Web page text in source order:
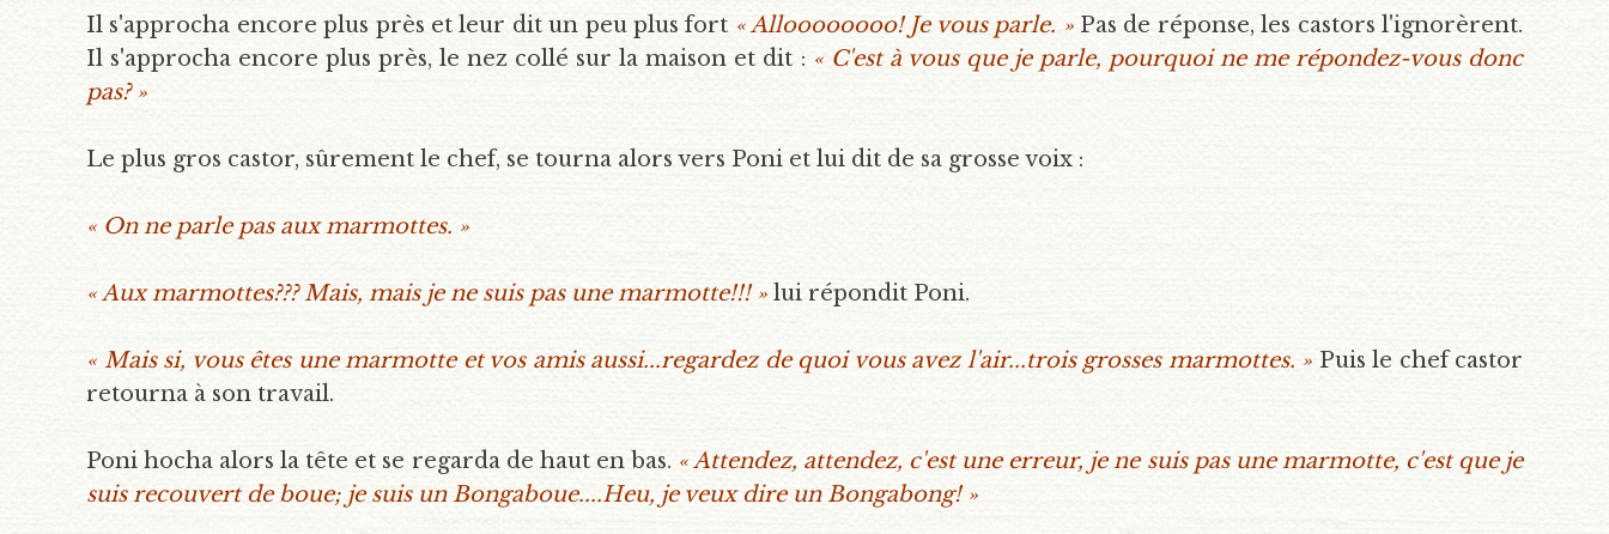
Il s'approcha encore plus près et leur dit un peu plus fort « Alloooooooo! Je vous parle. »Pas de réponse, les castors l'ignorèrent.
Il s'approcha encore plus près, le nez collé sur la maison et dit : « C'est à vous que je parle, pourquoi ne me répondez-vous donc
pas? »
Le plus gros castor, sûrement le chef, se tourna alors vers Poni et lui dit de sa grosse voix :
« On ne parle pas aux marmottes. »
« Aux marmottes??? Mais, mais je ne suis pas une marmotte!!! » lui répondit Poni.
« Mais si, vous êtes une marmotte et vos amis aussi...regardez de quoi vous avez l'air...trois grosses marmottes. » Puis le chef castor
retourna à son travail.
Poni hocha alors la tête et se regarda de haut en bas. « Attendez, attendez, c'est une erreur, je ne suis pas une marmotte, c'est que je
suis recouvert de boue; je suis un Bongaboue....Heu, je veux dire un Bongabong! »